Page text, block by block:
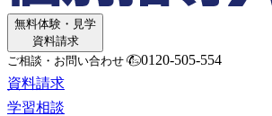
無料体験・見学
資料請求
ご相談・お問い合わせ
0120-505-554
資料請求
学習相談